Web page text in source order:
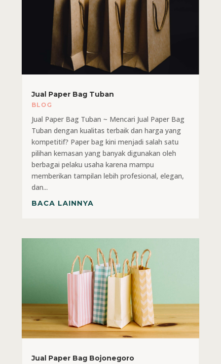
Jual Paper Bag Tuban
BLOG
Jual Paper Bag Tuban ~ Mencari Jual Paper Bag
Tuban dengan kualitas terbaik dan harga yang
kompetitif? Paper bag kini menjadi salah satu
pilihan kemasan yang banyak digunakan oleh
berbagai pelaku usaha karena mampu
memberikan tampilan lebih profesional, elegan,
dan...
BACA LAINNYA
Jual Paper Bag Bojonegoro